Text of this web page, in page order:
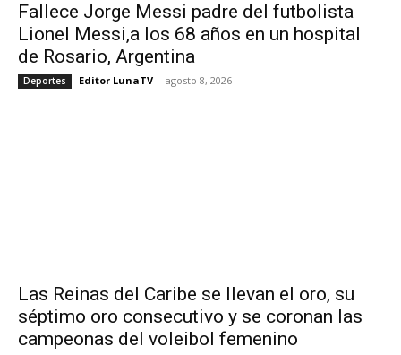
Fallece Jorge Messi padre del futbolista
Lionel Messi,a los 68 años en un hospital
de Rosario, Argentina
Deportes Editor LunaTV - agosto 8, 2026
Las Reinas del Caribe se llevan el oro, su
séptimo oro consecutivo y se coronan las
campeonas del voleibol femenino